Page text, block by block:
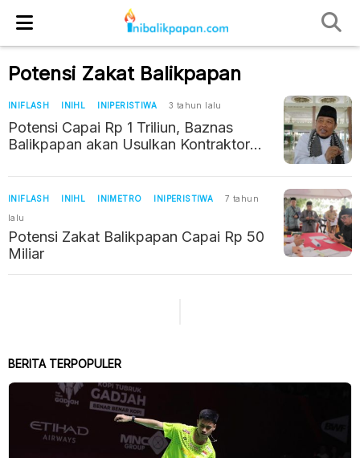
Potensi Zakat Balikpapan
INIFLASH INIHL INIPERISTIWA 3 tahun lalu
Potensi Capai Rp 1 Triliun, Baznas
Balikpapan akan Usulkan Kontraktor
Persen
INIFLASH INIHL INIMETRO INIPERISTIWA
7 tahun
lalu
Potensi Zakat Balikpapan Capai Rp 50
Miliar
BERITA TERPOPULER